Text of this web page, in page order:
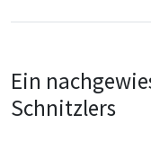
Ein
Schnitzlers